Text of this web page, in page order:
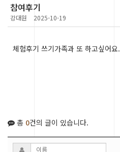
참여후기
강대원 2025-10-19
체험후기 쓰기가족과 또 하고싶어요.
총 0건의 글이 있습니다.